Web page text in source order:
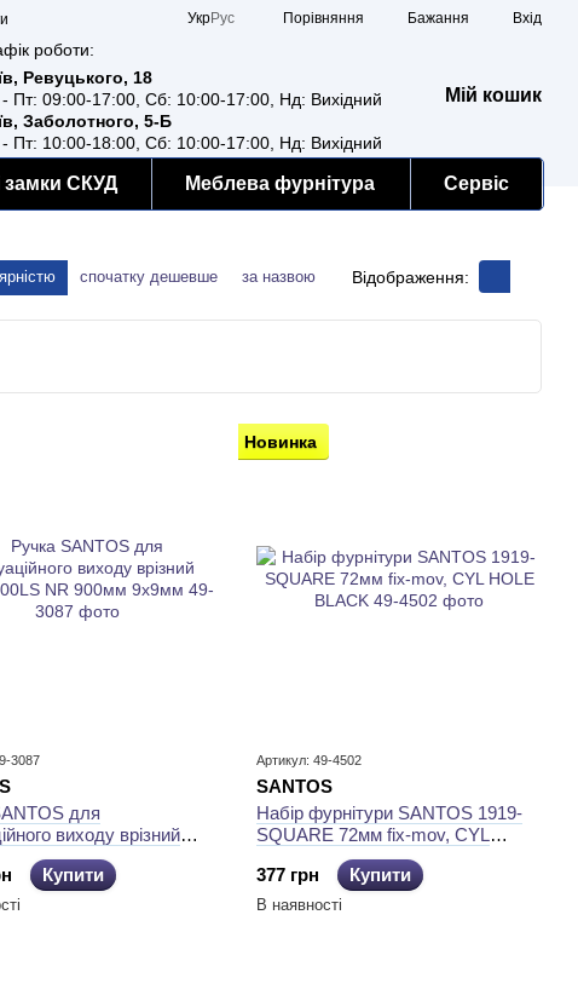
УкрРус Порівняння Бажання Вхід
роботи:
Ревуцького, 18
Пт: 09:00-17:00, Сб: 10:00-17:00, Нд: Вихідний
Заболотного, 5-Б
Пт: 10:00-18:00, Сб: 10:00-17:00, Нд: Вихідний
Мій кошик
замки СКУД Меблева фурнітура Сервіс
спочатку дешевше за назвою Відображення:
3087
для
виходу врізний
NR 900мм 9x9мм
Купити
Новинка
Артикул: 49-4502
SANTOS
Набір фурнітури SANTOS 1919-
SQUARE 72мм fix-mov, CYL
HOLE BLACK
377 грн
Купити
В наявності